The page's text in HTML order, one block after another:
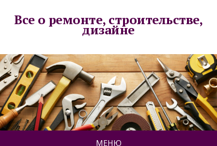
Все о ремонте, строительстве,
дизайне
МЕНЮ